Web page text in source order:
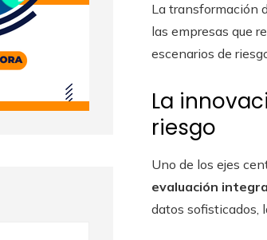
La transformación
las empresas que
escenarios de
La
riesgo
Uno de los ejes
evaluación
datos sofisticados,